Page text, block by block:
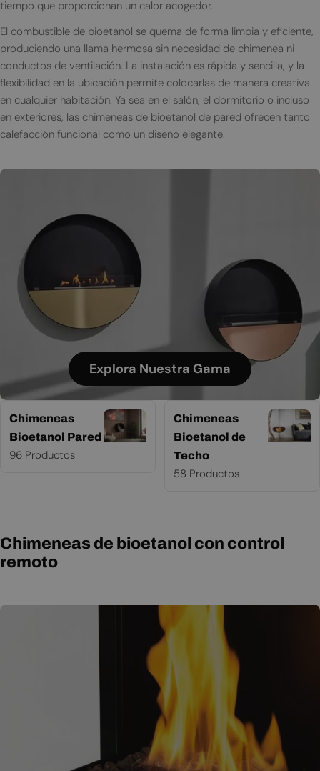
tiempo que proporcionan un calor acogedor.
El combustible de bioetanol se quema de forma limpia y eficiente,
produciendo una llama hermosa sin necesidad de chimenea ni
conductos de ventilación. La instalación es rápida y sencilla, y la
flexibilidad en la ubicación permite colocarlas de manera creativa
en cualquier habitación. Ya sea en el salón, el dormitorio o incluso
en exteriores, las chimeneas de bioetanol de pared ofrecen tanto
calefacción funcional como un diseño elegante.
Explora Nuestra Gama
Chimeneas
Bioetanol Pared
96 Productos
Chimeneas
Bioetanol de
Techo
58 Productos
Chimeneas de bioetanol con control
remoto